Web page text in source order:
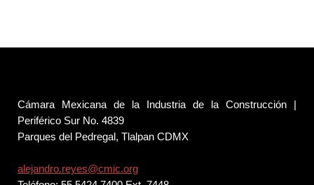
Cámara Mexicana de la Industria de la Construcción |
Periférico Sur No. 4839
Parques del Pedregal, Tlalpan CDMX
alejandro.reyes@cmic.org